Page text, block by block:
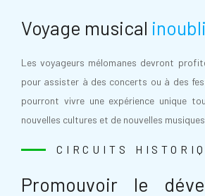
Voyage musical
Les voyageurs mélomanes devront
pour assister à des concerts ou à des
pourront vivre une expérience unique
nouvelles cultures et de nouvelles
CIRCUITS
Promouvoir le